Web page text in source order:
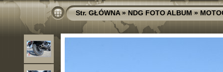
Str. GŁÓWNA»NDG FOTO ALBUM»